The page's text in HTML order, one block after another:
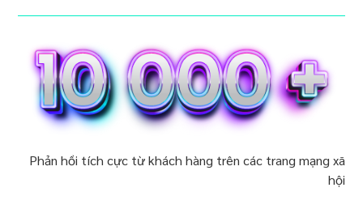
Phản hồi tích cực từ khách hàng trên các trang mạng xã
hội